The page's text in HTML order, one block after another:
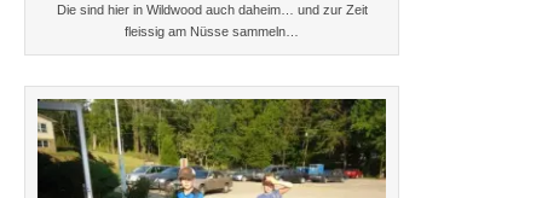
Die sind hier in Wildwood auch daheim… und zur Zeit
fleissig am Nüsse sammeln…